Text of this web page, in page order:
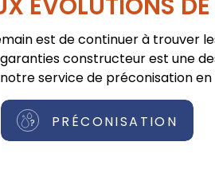
est de continuer à trouver
constructeur est une
service de préconisation en
PRÉCONISATION